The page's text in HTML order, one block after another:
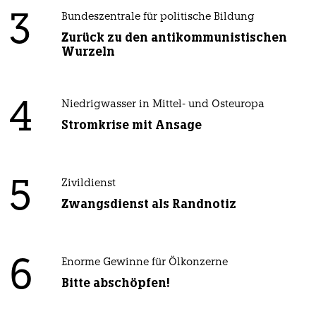
3 Bundeszentrale für politische Bildung
Zurück zu den antikommunistischen
Wurzeln
4 Niedrigwasser in Mittel- und Osteuropa
Stromkrise mit Ansage
5 Zivildienst
Zwangsdienst als Randnotiz
6 Enorme Gewinne für Ölkonzerne
Bitte abschöpfen!